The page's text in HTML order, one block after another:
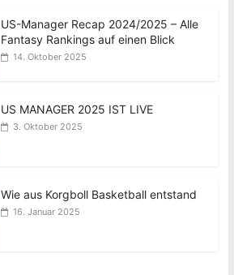
US-Manager Recap 2024/2025 – Alle
Fantasy Rankings auf einen Blick
14. Oktober 2025
US MANAGER 2025 IST LIVE
3. Oktober 2025
Wie aus Korgboll Basketball entstand
16. Januar 2025